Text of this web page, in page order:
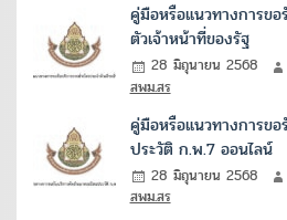
คู่มือหรือแนวทางการข
ตัวเจ้าหน้าที่ของรัฐ
28 มิถุนายน 2568
สพม.สร
คู่มือหรือแนวทางการขอ
ประวัติ ก.พ.7 ออนไลน์
28 มิถุนายน 2568
สพม.สร